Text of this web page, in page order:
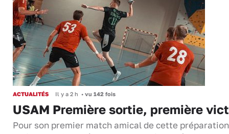
ACTUALITÉS Il y a 2 h • vu 142 fois
USAM Première sortie, première
Pour son premier match amical de cette préparation